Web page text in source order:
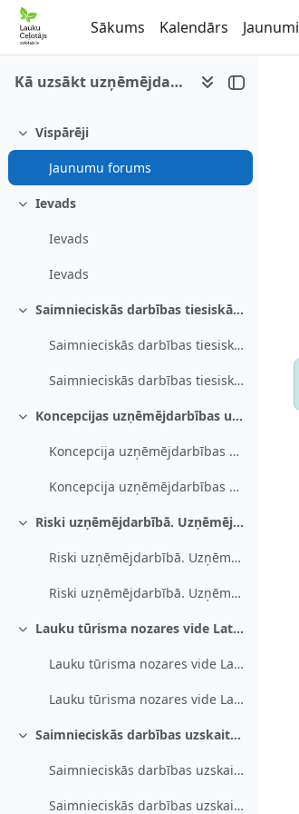
Atvērt galveno saturu
Sākums
Kalendārs Jaunumi
Kā uzsākt uzņēmējdarbību
Savērst
Vispārēji
Jaunumu forums
Savērst
Ievads
Ievads
Ievads
Savērst Saimnieciskās darbības tiesiskā statusa reģistrācija
Saimnieciskās darbības tiesiskā statusa reģistrācija
Saimnieciskās darbības tiesiskā statusa reģistrācija
Savērst Koncepcijas uzņēmējdarbības uzsākšanai
Koncepcija uzņēmējdarbības uzsākšanai
Koncepcija uzņēmējdarbības uzsākšanai
Savērst Riski uzņēmējdarbībā. Uzņēmējdarbības finansēšana. Būvniecība
Riski uzņēmējdarbībā. Uzņēmējdarbības finansēšana. Būvniecība
Riski uzņēmējdarbībā. Uzņēmējdarbības finansēšana. Būvniecība
Savērst Lauku tūrisma nozares vide Latvijā
Lauku tūrisma nozares vide Latvijā
Lauku tūrisma nozares vide Latvijā
Savērst Saimnieciskās darbības uzskaite. Iedzīvotāju ienākuma nodoklis. Gada ienājumu deklarācija
Saimnieciskās darbības uzskaite. Iedzīvotāju ienākuma nodoklis. Gada ienākumu deklarācija
Saimnieciskās darbības uzskaite. Iedzīvotāju ienākuma nodoklis. Gada ienākumu deklarācija